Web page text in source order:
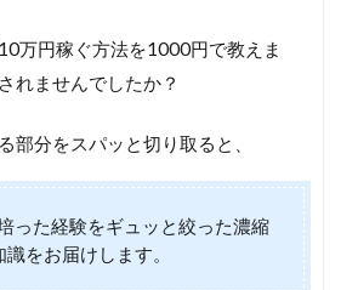
万円稼ぐ方法を1000円で教えま
れませんでしたか？
部分をスパッと切り取ると、
った経験をギュッと絞った濃縮
をお届けします。